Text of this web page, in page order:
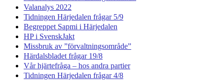
Valanalys 2022
Tidningen Härjedalen frågar 5/9
Begreppet Sapmi i Härjedalen
HP i SvenskJakt
Missbruk av ”förvaltningsområde”
Härdalsbladet frågar 19/8
Vår hjärtefråga – hos andra partier
Tidningen Härjedalen frågar 4/8